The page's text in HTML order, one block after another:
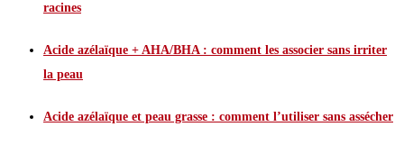
racines
Acide azélaïque + AHA/BHA : comment les associer sans irriter
la peau
Acide azélaïque et peau grasse : comment l’utiliser sans assécher